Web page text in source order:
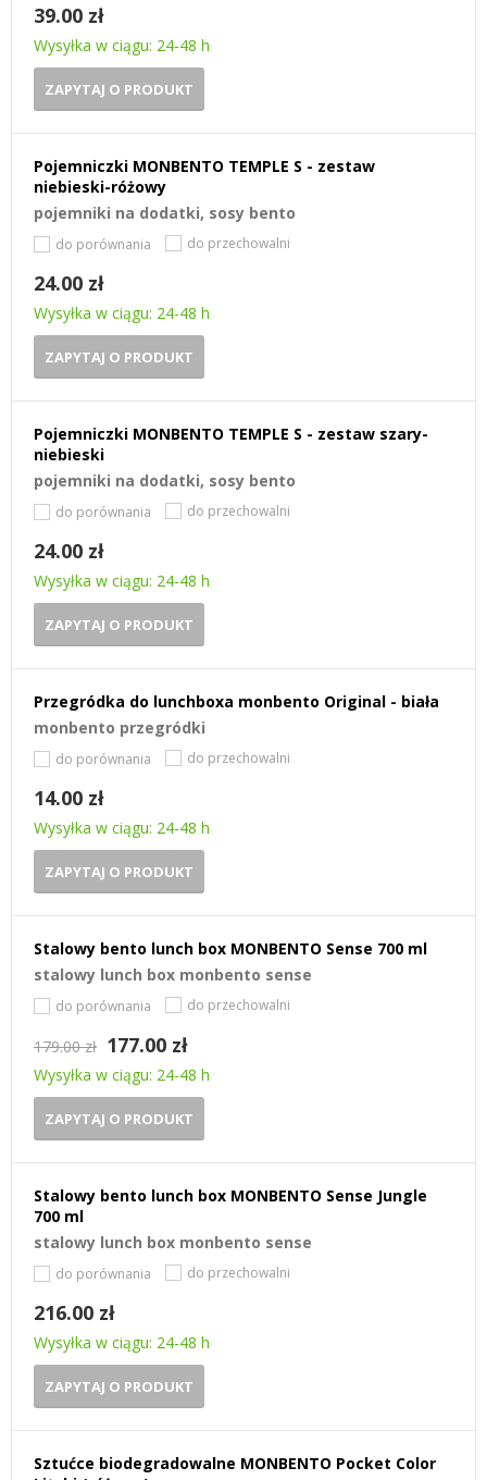
39.00 zł
Wysyłka w ciągu: 24-48 h
ZAPYTAJ O PRODUKT
Pojemniczki MONBENTO TEMPLE S - zestaw
niebieski-różowy
pojemniki na dodatki, sosy bento
do porównania do przechowalni
24.00 zł
Wysyłka w ciągu: 24-48 h
ZAPYTAJ O PRODUKT
Pojemniczki MONBENTO TEMPLE S - zestaw szary-
niebieski
pojemniki na dodatki, sosy bento
do porównania do przechowalni
24.00 zł
Wysyłka w ciągu: 24-48 h
ZAPYTAJ O PRODUKT
Przegródka do lunchboxa monbento Original - biała
monbento przegródki
do porównania do przechowalni
14.00 zł
Wysyłka w ciągu: 24-48 h
ZAPYTAJ O PRODUKT
Stalowy bento lunch box MONBENTO Sense 700 ml
stalowy lunch box monbento sense
do porównania do przechowalni
179.00 zł 177.00 zł
Wysyłka w ciągu: 24-48 h
ZAPYTAJ O PRODUKT
Stalowy bento lunch box MONBENTO Sense Jungle
700 ml
stalowy lunch box monbento sense
do porównania do przechowalni
216.00 zł
Wysyłka w ciągu: 24-48 h
ZAPYTAJ O PRODUKT
Sztućce biodegradowalne MONBENTO Pocket Color